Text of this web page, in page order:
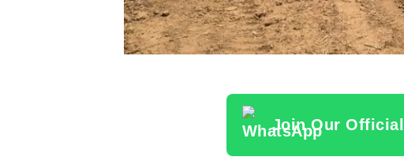
Join Our Official